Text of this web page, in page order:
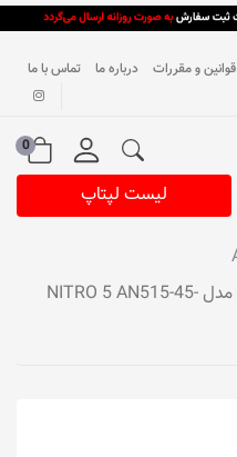
قوانین و مقررات درباره ما تماس با ما
0
لیست لپتاپ
لپ تاپ گیمینگ 15.6 اینچ ایسر مدل NITRO 5 AN515-45-